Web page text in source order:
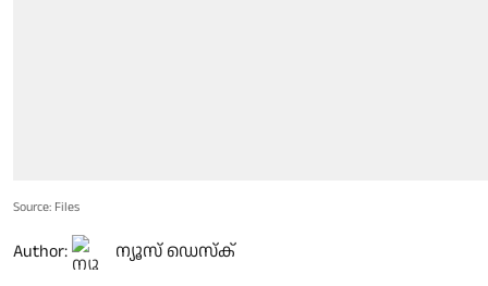
Source: Files
Author: ന്യൂസ് ഡെസ്ക്